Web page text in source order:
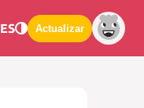
ES Actualizar